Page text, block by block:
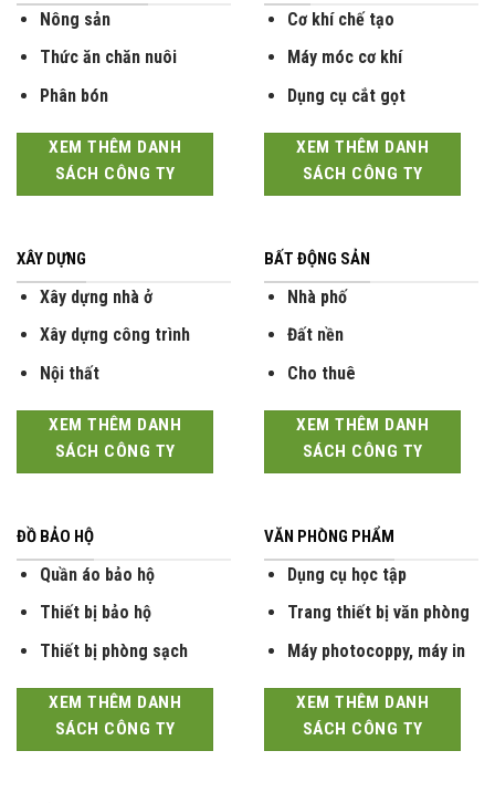
Nông sản
Thức ăn chăn nuôi
Phân bón
XEM THÊM DANH
SÁCH CÔNG TY
Cơ khí chế tạo
Máy móc cơ khí
Dụng cụ cắt gọt
XEM THÊM DANH
SÁCH CÔNG TY
XÂY DỰNG
Xây dựng nhà ở
Xây dựng công trình
Nội thất
XEM THÊM DANH
SÁCH CÔNG TY
BẤT ĐỘNG SẢN
Nhà phố
Đất nền
Cho thuê
XEM THÊM DANH
SÁCH CÔNG TY
ĐỒ BẢO HỘ
Quần áo bảo hộ
Thiết bị bảo hộ
Thiết bị phòng sạch
XEM THÊM DANH
SÁCH CÔNG TY
VĂN PHÒNG PHẨM
Dụng cụ học tập
Trang thiết bị văn phòng
Máy photocoppy, máy in
XEM THÊM DANH
SÁCH CÔNG TY